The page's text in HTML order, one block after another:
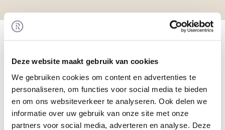
Deze website maakt gebruik van cookies
We gebruiken cookies om content en advertenties te
personaliseren, om functies voor social media te bieden
en om ons websiteverkeer te analyseren. Ook delen we
informatie over uw gebruik van onze site met onze
partners voor social media, adverteren en analyse. Deze
Home
/ Acquisition of Domeyn
Milieu Adviesgroep by Sansidor Group
Sansidor Group has acquired Domeyn, which
consists of Milon, De Roever, and Milab.
Rembrandt Mergers & Acquisitions acted as lead
advisor and guided them throughout the entire
acquisition process.